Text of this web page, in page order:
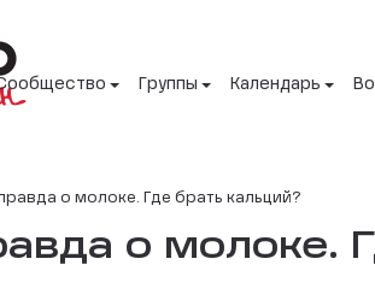
Группы Календарь
о молоке. Где брать кальций?
о молоке.